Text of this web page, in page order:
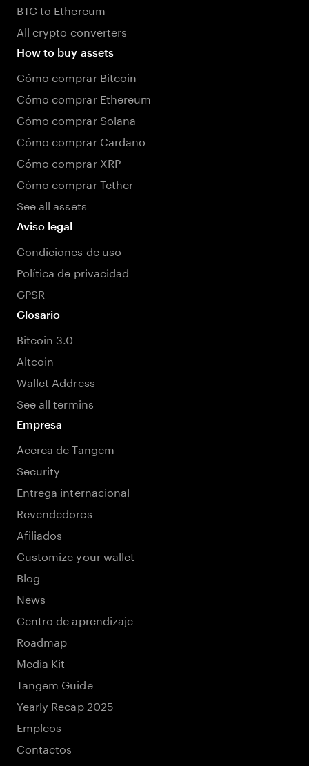
BTC to Ethereum
All crypto converters
How to buy assets
Cómo comprar Bitcoin
Cómo comprar Ethereum
Cómo comprar Solana
Cómo comprar Cardano
Cómo comprar XRP
Cómo comprar Tether
See all assets
Aviso legal
Condiciones de uso
Política de privacidad
GPSR
Glosario
Bitcoin 3.0
Altcoin
Wallet Address
See all termins
Empresa
Acerca de Tangem
Security
Entrega internacional
Revendedores
Afiliados
Customize your wallet
Blog
News
Centro de aprendizaje
Roadmap
Media Kit
Tangem Guide
Yearly Recap 2025
Empleos
Contactos